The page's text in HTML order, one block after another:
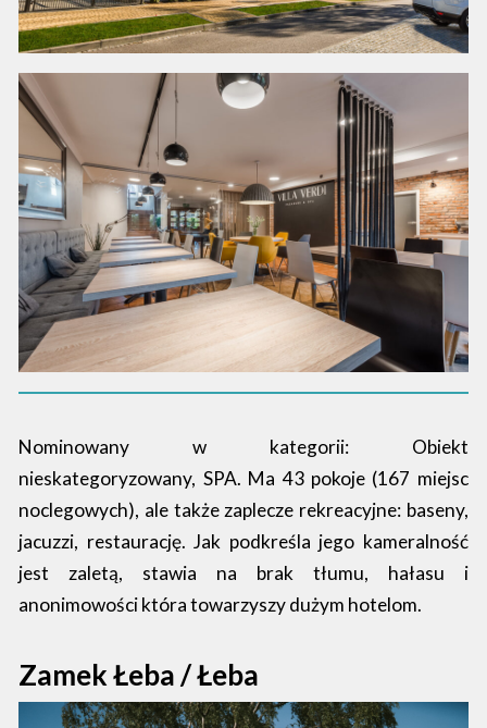
Nominowany w kategorii: Obiekt
nieskategoryzowany, SPA. Ma 43 pokoje (167 miejsc
noclegowych), ale także zaplecze rekreacyjne: baseny,
jacuzzi, restaurację. Jak podkreśla jego kameralność
jest zaletą, stawia na brak tłumu, hałasu i
anonimowości która towarzyszy dużym hotelom.
Zamek Łeba / Łeba